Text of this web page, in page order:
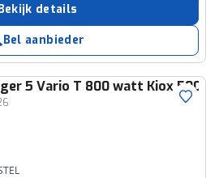
details
Bel aanbieder
5 Vario T 800 watt Kiox 500